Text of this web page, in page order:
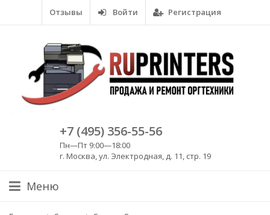
Отзывы Войти Регистрация
+7 (495) 356-55-56
Пн—Пт 9:00—18:00
г. Москва, ул. Электродная, д. 11, стр. 19
Меню